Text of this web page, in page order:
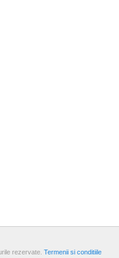
rezervate. Termenii si conditiile